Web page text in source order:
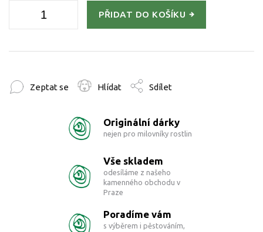
PŘIDAT DO KOŠÍKU
Zeptat se Hlídat Sdílet
Originální dárky
nejen pro milovníky rostlin
Vše skladem
odesíláme z našeho
kamenného obchodu v
Praze
Poradíme vám
s výběrem i pěstováním,